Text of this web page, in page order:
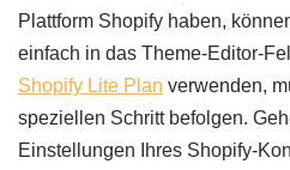
Plattform Shopify haben,
einfach in das Theme-Editor-
Shopify Lite Plan verwenden,
speziellen Schritt befolgen.
Einstellungen Ihres Shopify-